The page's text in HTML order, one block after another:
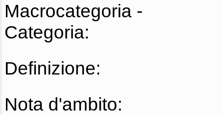
Macrocategoria -
Categoria:
Definizione:
Nota d'ambito: